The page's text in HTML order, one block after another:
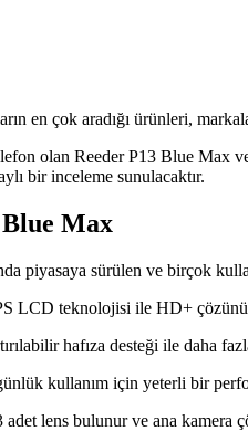
en çok aradığı ürünleri,
olan Reeder P13 Blue Max
bir inceleme sunulacaktır.
Max
piyasaya sürülen ve birçok
LCD teknolojisi ile HD+
hafıza desteği ile daha
kullanım için yeterli bir
adet lens bulunur ve ana kamera